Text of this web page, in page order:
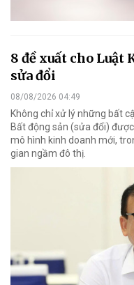
8 đề xuất cho Luật
sửa đổi
08/08/2026 04:49
Không chỉ xử lý những bất
Bất động sản (sửa đổi)
mô hình kinh doanh mới,
gian ngầm đô thị.